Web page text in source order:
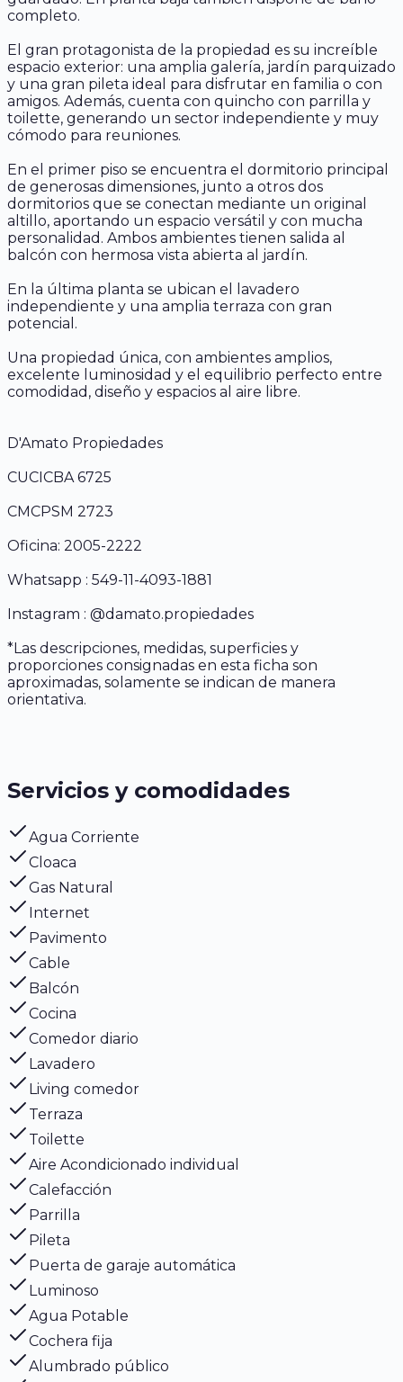
completo.
El gran protagonista de la propiedad es su increíble
espacio exterior: una amplia galería, jardín parquizado
y una gran pileta ideal para disfrutar en familia o con
amigos. Además, cuenta con quincho con parrilla y
toilette, generando un sector independiente y muy
cómodo para reuniones.
En el primer piso se encuentra el dormitorio principal
de generosas dimensiones, junto a otros dos
dormitorios que se conectan mediante un original
altillo, aportando un espacio versátil y con mucha
personalidad. Ambos ambientes tienen salida al
balcón con hermosa vista abierta al jardín.
En la última planta se ubican el lavadero
independiente y una amplia terraza con gran
potencial.
Una propiedad única, con ambientes amplios,
excelente luminosidad y el equilibrio perfecto entre
comodidad, diseño y espacios al aire libre.
D'Amato Propiedades
CUCICBA 6725
CMCPSM 2723
Oficina: 2005-2222
Whatsapp : 549-11-4093-1881
Instagram : @damato.propiedades
*Las descripciones, medidas, superficies y
proporciones consignadas en esta ficha son
aproximadas, solamente se indican de manera
orientativa.
Servicios y comodidades
Agua Corriente
Cloaca
Gas Natural
Internet
Pavimento
Cable
Balcón
Cocina
Comedor diario
Lavadero
Living comedor
Terraza
Toilette
Aire Acondicionado individual
Calefacción
Parrilla
Pileta
Puerta de garaje automática
Luminoso
Agua Potable
Cochera fija
Alumbrado público